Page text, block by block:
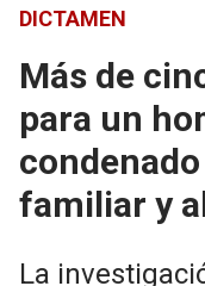
DICTAMEN
Más de
para un
familiar y
La